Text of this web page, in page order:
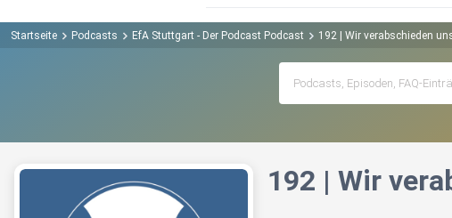
Startseite Podcasts EfA Stuttgart - Der Podcast Podcast 192 | Wir verabschieden
192 | Wir